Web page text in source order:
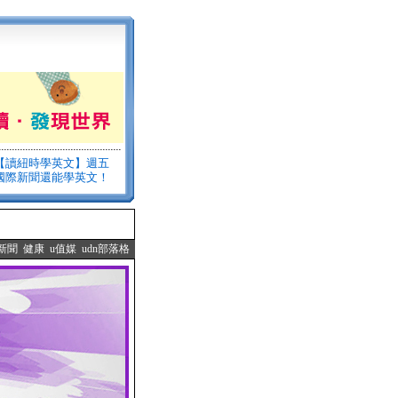
讀紐時學英文】週五
新聞還能學英文！
聞 健康 u值媒 udn部落格